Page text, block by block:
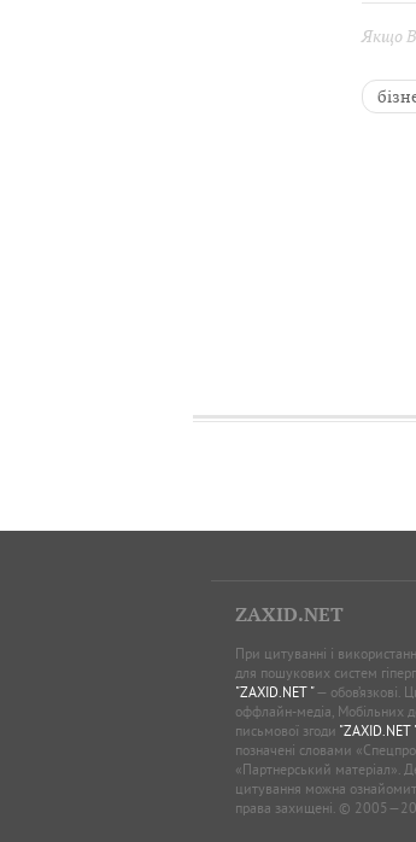
Якщо
ZAXID.NET
При цитуванні і
для пошукових систем
"ZAXID.NET "— обов’язкові.
оффлайн-медіа, Мобільних
письмової згоди "ZAXID.NET "
позначені словами
«Партнерський матеріал».
цитування можна
права захищені. ©